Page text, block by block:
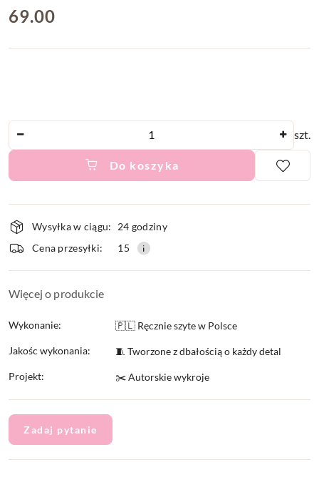
cena:
69.00
szt.
Do koszyka
i
dostawa
Wysyłka w ciągu:
24 godziny
Cena przesyłki:
15
Więcej o produkcie
Wykonanie: 🇵🇱 Ręcznie szyte w Polsce
Jakośc wykonania: 🧵 Tworzone z dbałością o każdy detal
Projekt: ✂️ Autorskie wykroje
Zadaj pytanie